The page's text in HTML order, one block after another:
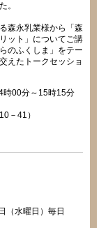
。
森永乳業様から「森
ット」についてご講
のふくしま」をテー
えたトークセッショ
時00分～15時15分
－41）
（水曜日）毎日